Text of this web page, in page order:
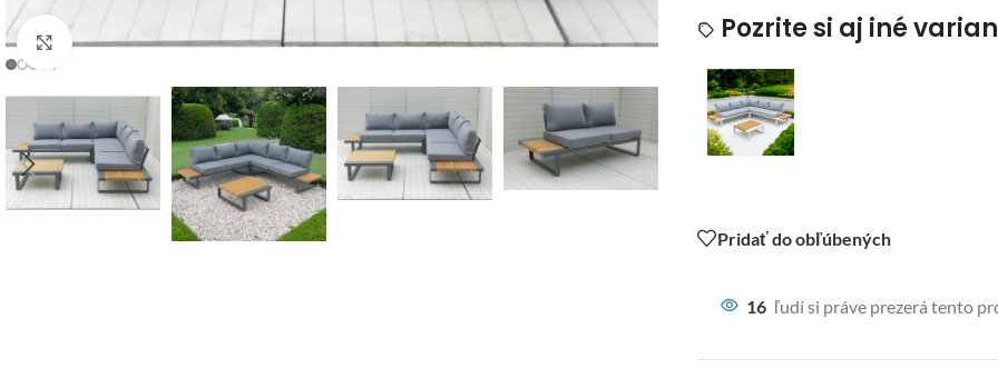
Click to enlarge Pozrite si aj iné
Pridať do obľúbených
16 ľudí si práve prezerá tento